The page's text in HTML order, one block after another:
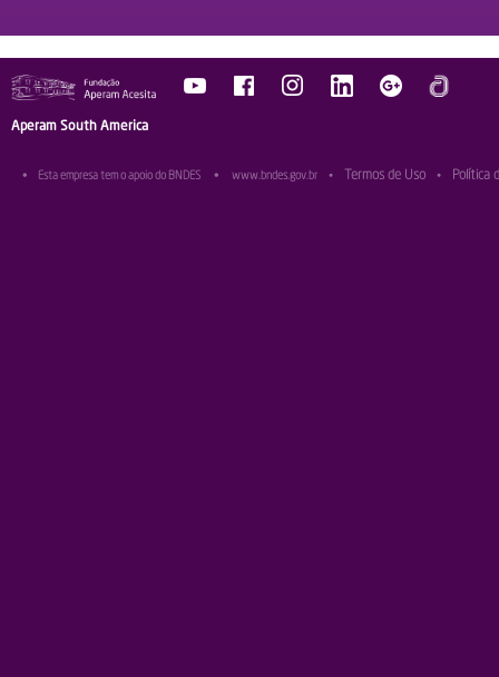
Aperam South America
• Esta empresa tem o apoio do BNDES • www.bndes.gov.br • Termos de Uso • Política